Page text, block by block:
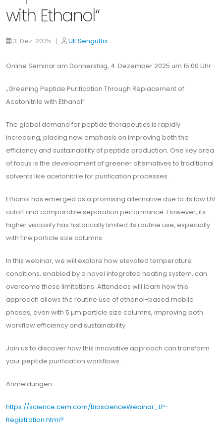
with Ethanol“
3. Dez. 2025 | Ulf Sengutta
Online Seminar am Donnerstag, 4. Dezember 2025 um 15.00 Uhr
„Greening Peptide Purification Through Replacement of
Acetonitrile with Ethanol“
The global demand for peptide therapeutics is rapidly
increasing, placing new emphasis on improving both the
efficiency and sustainability of peptide production. One key area
of focus is the development of greener alternatives to traditional
solvents like acetonitrile for purification processes.
Ethanol has emerged as a promising alternative due to its low UV
cutoff and comparable separation performance. However, its
higher viscosity has historically limited its routine use, especially
with fine particle size columns.
In this webinar, we will explore how elevated temperature
conditions, enabled by a novel integrated heating system, can
overcome these limitations. Attendees will learn how this
approach allows the routine use of ethanol-based mobile
phases, even with 5 µm particle size columns, improving both
workflow efficiency and sustainability.
Join us to discover how this innovative approach can transform
your peptide purification workflows.
Anmeldungen:
https://science.cem.com/BioscienceWebinar_LP-
Registration.html?